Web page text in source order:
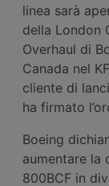
linea sarà
della London
Overhaul di
Canada nel
cliente di
ha firmato
Boeing
aumentare la
800BCF in